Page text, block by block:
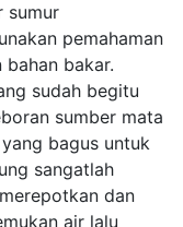
sumur
pemahaman
bakar.
sudah begitu
sumber mata
bagus untuk
sangatlah
dan
air lalu